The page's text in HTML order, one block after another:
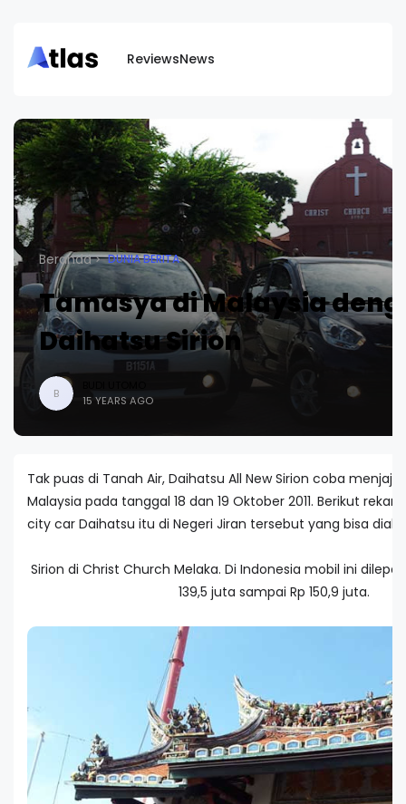
ReviewsNews
Beranda DUNIA BERITA
Tamasya di Malaysia
Daihatsu Sirion
B
15 YEARS AGO
Tak puas di Tanah Air, Daihatsu All New Sirion coba
Malaysia pada tanggal 18 dan 19 Oktober 2011. Berikut
city car Daihatsu itu di Negeri Jiran tersebut yang bisa
Sirion di Christ Church Melaka. Di Indonesia mobil ini
139,5 juta sampai Rp 150,9 juta.